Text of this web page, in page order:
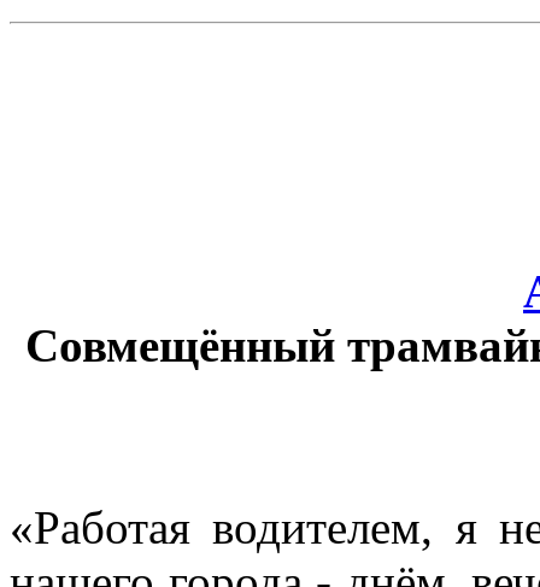
Совмещённый
«Работая водителем, я